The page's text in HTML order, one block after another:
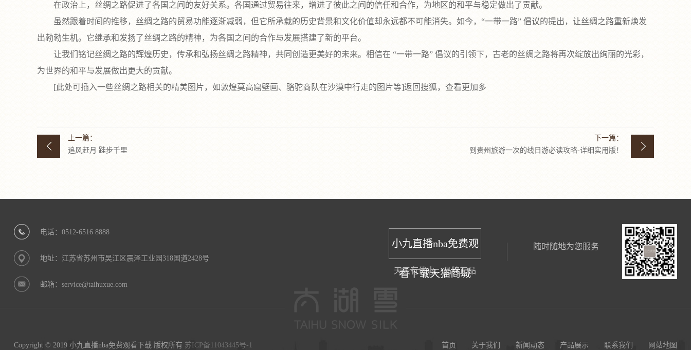
在政治上，丝绸之路促进了各国之间的友好关系。各国通过贸易往来，增进了彼此之间的信任和合作，为地区的和平与稳定做出了贡献。
虽然跟着时间的推移，丝绸之路的贸易功能逐渐减弱，但它所承载的历史背景和文化价值却永远都不可能消失。如今，“一带一路” 倡议的提出，让丝绸之路重新焕发
出勃勃生机。它继承和发扬了丝绸之路的精神，为各国之间的合作与发展搭建了新的平台。
让我们铭记丝绸之路的辉煌历史，传承和弘扬丝绸之路精神，共同创造更美好的未来。相信在 “一带一路” 倡议的引领下，古老的丝绸之路将再次绽放出绚丽的光彩，
为世界的和平与发展做出更大的贡献。
[此处可插入一些丝绸之路相关的精美图片，如敦煌莫高窟壁画、骆驼商队在沙漠中行走的图片等]返回搜狐，查看更加多
上一篇：
追风赶月 跬步千里
下一篇：
到贵州旅游一次的线日游必读攻略-详细实用版！
电话：0512-6516 8888
地址：江苏省苏州市吴江区震泽工业园318国道2428号
邮箱：service@taihuxue.com
小九直播nba免费观
看下载天猫商城
天天有优惠，品牌正品
随时随地为您服务
Copyright © 2019 小九直播nba免费观看下载 版权所有 苏ICP备11043445号-1 首页 关于我们 新闻动态 产品展示 联系我们 网站地图